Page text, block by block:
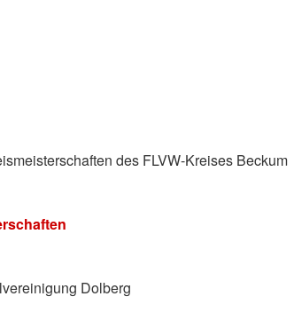
des FLVW-Kreises Beckum
Dolberg